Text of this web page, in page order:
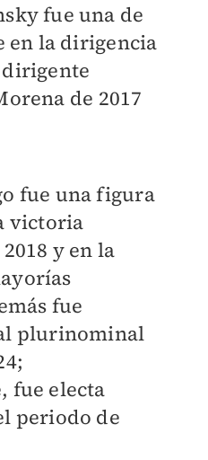
fue una de
en la dirigencia
de 2017
fue una figura
victoria
y en la
fue
plurinominal
fue electa
periodo de